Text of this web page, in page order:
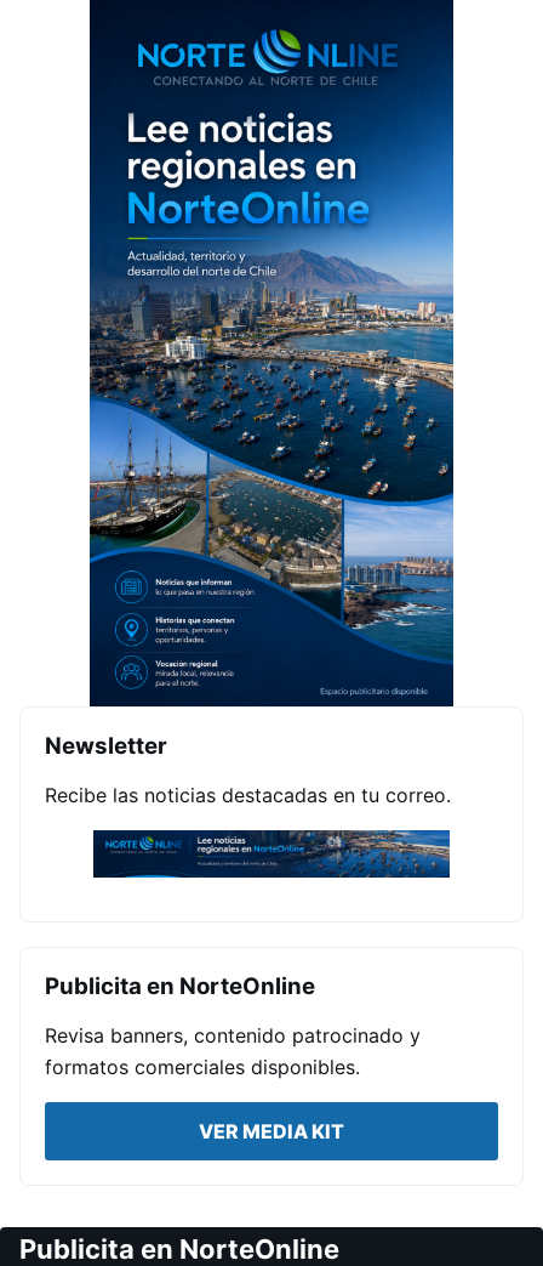
Newsletter
Recibe las noticias destacadas en tu correo.
Publicita en NorteOnline
Revisa banners, contenido patrocinado y
formatos comerciales disponibles.
VER MEDIA KIT
Publicita en NorteOnline